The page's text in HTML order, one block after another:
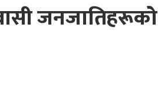
जनजातिहरूको